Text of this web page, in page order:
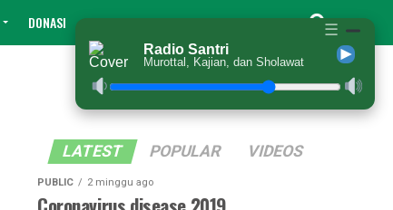
DONASI
LATEST POPULAR VIDEOS
PUBLIC 2 minggu ago
☰
Radio Santri
Murottal, Kajian, dan Sholawat